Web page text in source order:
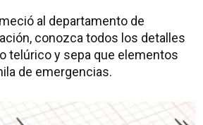
al departamento de
conozca todos los detalles
telúrico y sepa que elementos
de emergencias.